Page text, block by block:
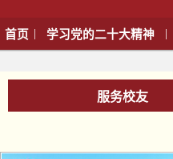
首页 | 学习党的二十大精神 |
服务校友